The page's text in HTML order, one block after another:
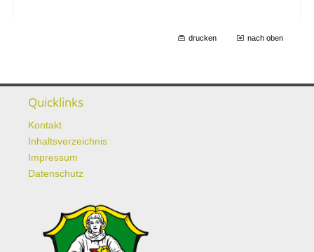
drucken nach oben
Quicklinks
Kontakt
Inhaltsverzeichnis
Impressum
Datenschutz